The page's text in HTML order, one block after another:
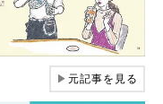
▶元記事を見る